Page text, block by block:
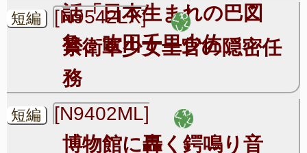
話「日本生まれの巴図
魯、吹田千里少佐」
短編 [N9542LX]
禁衛軍少女士官の隠密任
務
短編 [N9402ML]
博物館に轟く鍔鳴り音